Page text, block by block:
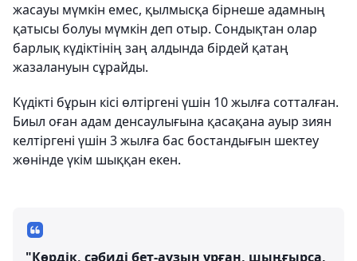
жасауы мүмкін емес, қылмысқа бірнеше адамның
қатысы болуы мүмкін деп отыр. Сондықтан олар
барлық күдіктінің заң алдында бірдей қатаң
жазалануын сұрайды.
Күдікті бұрын кісі өлтіргені үшін 10 жылға сотталған.
Биыл оған адам денсаулығына қасақана ауыр зиян
келтіргені үшін 3 жылға бас бостандығын шектеу
жөнінде үкім шыққан екен.
"Көрдік, сәбиді бет-аузын ұрған, шыңғырса,